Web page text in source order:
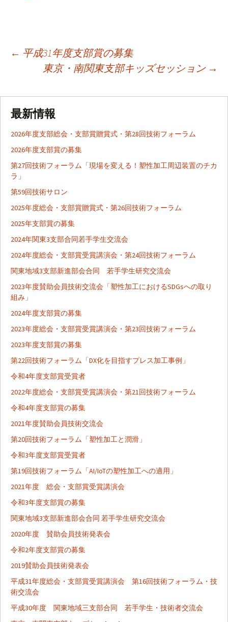
稿
ナ
ビ
ゲ
ー
シ
ョ
ン
← 平成31年度支部賞の募集
東京・南関東支部キッズセッション →
最新情報
2026年度支部総会・支部賞贈賞式・第28回技術フォーラム
2026年度支部賞の募集
第27回技術フォーラム「現場を変える！塑性加工周辺装置のチカ
ラ」
第59回技術サロン
2025年度総会・支部賞贈賞式・第26回技術フォーラム
2025年支部賞の募集
2024年関東3支部合同若手学生交流会
2024年度総会・支部賞受賞講演会・第24回技術フォーラム
関東地域3支部新進部会合同 若手学生研究交流会
2023年度賛助会員技術交流会「塑性加工におけるSDGsへの取り
組み」
2024年度支部賞の募集
2023年度総会・支部賞受賞講演会・第23回技術フォーラム
2023年度支部賞の募集
第22回技術フォーラム「DX化を目指すプレス加工事例」
令和4年度支部賞受賞者
2022年度総会・支部賞受賞講演会・第21回技術フォーラム
令和4年度支部賞の募集
2021年度賛助会員技術交流会
第20回技術フォーラム「塑性加工と潤滑」
令和3年度支部賞受賞者
第19回技術フォーラム「AI/IoTの塑性加工への適用」
2021年度 総会・支部賞受賞講演会
令和3年度支部賞の募集
関東地域3支部新進部会合同 若手学生研究交流会
2020年度 賛助会員技術発表会
令和2年度支部賞の募集
2019賛助会員技術発表会
平成31年度総会・支部賞受賞講演会 第16回技術フォーラム・技
術交流会
平成30年度 関東地域三支部合同 若手学生・技術者交流会